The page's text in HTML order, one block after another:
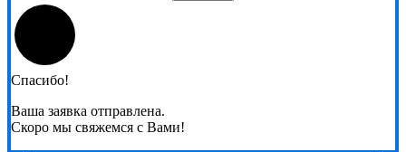
Спасибо!
Ваша заявка отправлена.
Скоро мы свяжемся с Вами!